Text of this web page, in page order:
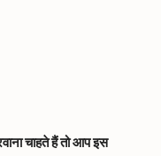
चाहतेहैंतोआपइस